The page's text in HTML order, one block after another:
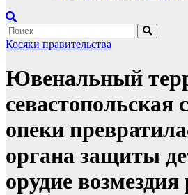
Косяки правительства
Ювенальный
севастопольская
опеки
органа защиты
орудие